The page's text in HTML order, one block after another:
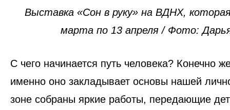
Выставка «Сон в руку» на ВДНХ,
марта по 13 апреля / Фото:
С чего начинается путь человека? Конечно
именно оно закладывает основы нашей
зоне собраны яркие работы, передающие